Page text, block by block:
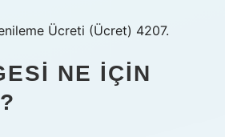
Ücreti (Ücret) 4207.
NE IÇIN